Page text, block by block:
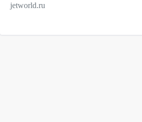
jetworld.ru